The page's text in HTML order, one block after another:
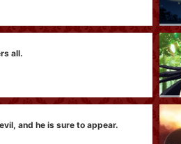
all.
and he is sure to appear.